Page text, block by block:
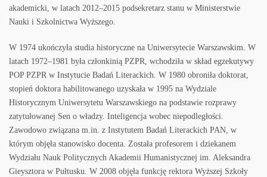
akademicki, w latach 2012–2015 podsekretarz stanu w Ministerstwie
Nauki i Szkolnictwa Wyższego.
W 1974 ukończyła studia historyczne na Uniwersytecie Warszawskim. W
latach 1972–1981 była członkinią PZPR, wchodziła w skład egzekutywy
POP PZPR w Instytucie Badań Literackich. W 1980 obroniła doktorat,
stopień doktora habilitowanego uzyskała w 1995 na Wydziale
Historycznym Uniwersytetu Warszawskiego na podstawie rozprawy
zatytułowanej Sen o władzy. Inteligencja wobec niepodległości.
Zawodowo związana m.in. z Instytutem Badań Literackich PAN, w
którym objęła stanowisko docenta. Została profesorem i dziekanem
Wydziału Nauk Politycznych Akademii Humanistycznej im. Aleksandra
Gieysztora w Pułtusku. W 2008 objęła funkcję rektora Wyższej Szkoły